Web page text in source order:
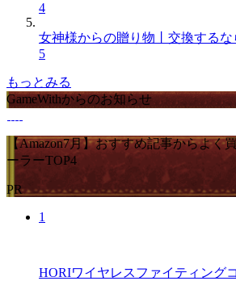
4
女神様からの贈り物丨交換するな
5
もっとみる
GameWithからのお知らせ
【Amazon7月】おすすめ記事からよく
ーラーTOP4
PR
1
HORIワイヤレスファイティング